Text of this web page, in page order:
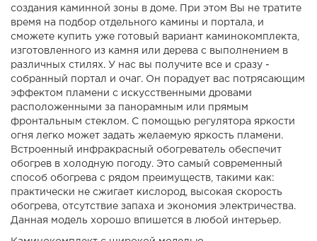
создания каминной зоны в доме. При этом Вы не тратите
время на подбор отдельного камины и портала, и
сможете купить уже готовый вариант каминокомплекта,
изготовленного из камня или дерева с выполнением в
различных стилях. У нас вы получите все и сразу -
собранный портал и очаг. Он порадует вас потрясающим
эффектом пламени с искусственными дровами
расположенными за панорамным или прямым
фронтальным стеклом. С помощью регулятора яркости
огня легко может задать желаемую яркость пламени.
Встроенный инфракрасный обогреватель обеспечит
обогрев в холодную погоду. Это самый современный
способ обогрева с рядом преимуществ, такими как:
практически не сжигает кислород, высокая скорость
обогрева, отсутствие запаха и экономия электричества.
Данная модель хорошо впишется в любой интерьер.